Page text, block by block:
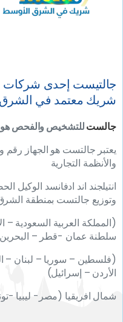
جالتيست إحدى شركات
شريك معتمد في
جالستللتشخيص والفحص هو
يعتبر جالتست هو الجهاز رقم
والأنظمة التجارية
انتيلجند اند ادفانسد الوكيل
وتوزيع جالتست بمنطقة
(المملكة العربية السعودية –
سلطنة عمان -قطر –
(فلسطين – سوريا – لبنان –
الأردن – إسرائيل)
شمال افريقيا (مصر- ليبيا -